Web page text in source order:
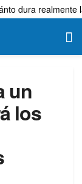
dura realmente
un
los